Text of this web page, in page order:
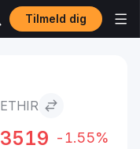
Tilmeld dig
rupee to Aethir
-1.55%